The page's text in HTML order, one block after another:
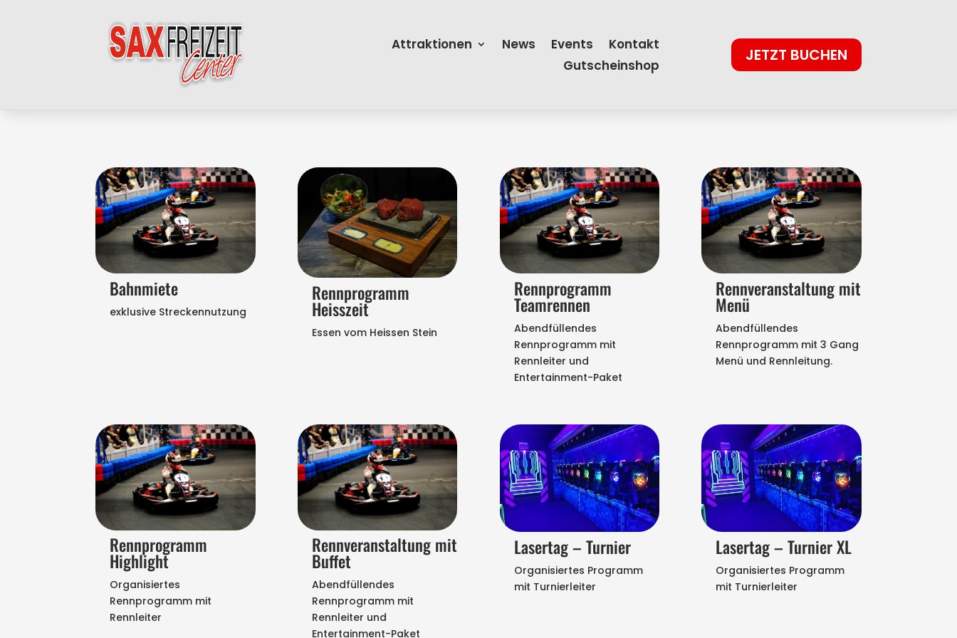
Attraktionen News Events
Kontakt
Gutscheinshop
JETZT BUCHEN
Bahnmiete
exklusive Streckennutzung
Rennprogramm
Heisszeit
Essen vom Heissen Stein
Rennprogramm
Teamrennen
Abendfüllendes
Rennprogramm mit
Rennleiter und
Entertainment-Paket
Rennveranstaltung mit
Menü
Abendfüllendes
Rennprogramm mit 3 Gang
Menü und Rennleitung.
Rennprogramm
Highlight
Organisiertes
Rennprogramm mit
Rennleiter
Rennveranstaltung mit
Buffet
Abendfüllendes
Rennprogramm mit
Rennleiter und
Entertainment-Paket
Lasertag – Turnier
Organisiertes Programm
mit Turnierleiter
Lasertag – Turnier XL
Organisiertes Programm
mit Turnierleiter